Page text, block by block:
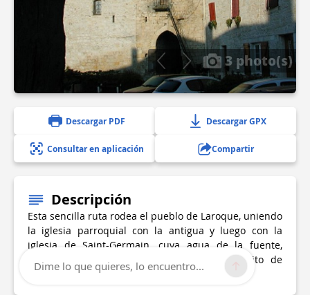
3 photo(s)
Descargar PDF Descargar GPX
Consultar en aplicación Compartir
Descripción
Esta sencilla ruta rodea el pueblo de Laroque, uniendo
la iglesia parroquial con la antigua y luego con la
iglesia de Saint-Germain, cuya agua de la fuente,
según la leyenda, curó los males del ejército de
Roldán.
Dime lo que quieres, lo encuentro...